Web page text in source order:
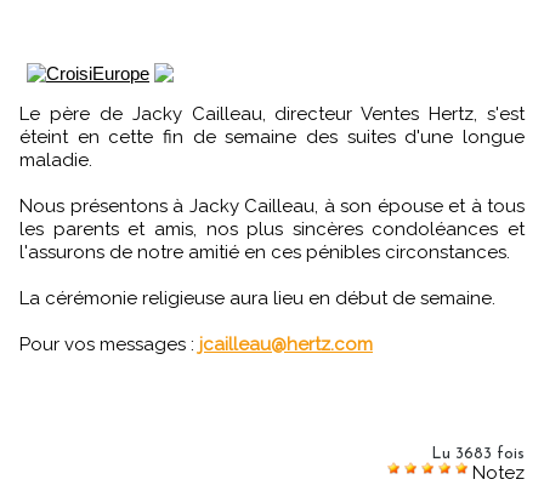
Le père de Jacky Cailleau, directeur Ventes Hertz, s'est
éteint en cette fin de semaine des suites d'une longue
maladie.
Nous présentons à Jacky Cailleau, à son épouse et à tous
les parents et amis, nos plus sincères condoléances et
l'assurons de notre amitié en ces pénibles circonstances.
La cérémonie religieuse aura lieu en début de semaine.
Pour vos messages : jcailleau@hertz.com
Lu 3683 fois
Notez